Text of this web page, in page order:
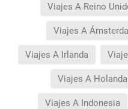
Viajes A Reino
Viajes A
Viajes A Irlanda
Viajes A Holanda
Viajes A Indonesia